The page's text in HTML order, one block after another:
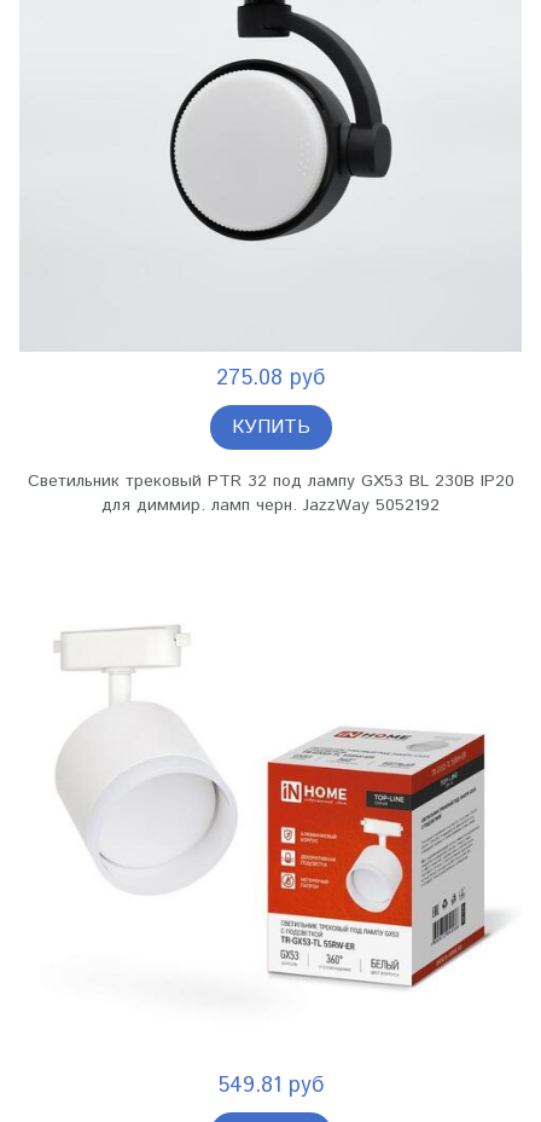
275.08 руб
КУПИТЬ
Светильник трековый PTR 32 под лампу GX53 BL 230В IP20
для диммир. ламп черн. JazzWay 5052192
549.81 руб